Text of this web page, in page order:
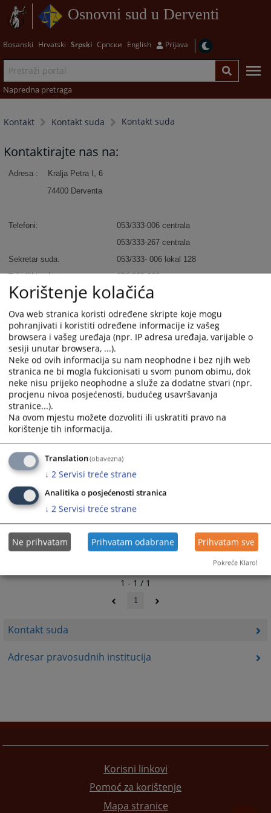
Osnovni sud u Derventi
Bosanski Hrvatski Srpski Српски English Prijava
Napredna pretraga
Kontakt Kontakt suda Kontakt suda
Kontakt suda
Adresar pravosudnih institucija
Kontaktirajte nas na:
Adresa : Kralja Petra I, 6
74400 Derventa
Telefoni:
053/333-006 centrala
053/333-267 centrala
Sekretar suda:
053/333- 006 lokal 128
Tehnički sekretar:
053/333-268
Fax:
053/333-269
e-mail:
ossud-derventa@pravosudje.ba
ili za sve zaposlene
u Osnovnom
sudu u Derventi (sudovima
u BiH):
ime.prezime@pravosudje.ba
npr.
marko.maric@pravosudje.ba
8204 PREGLEDA
1 - 1 / 1
1
Korisni linkovi
Pomoć za korištenje
Mapa stranice
Korištenje kolačića
Ova web stranica koristi određene skripte koje mogu
pohranjivati i koristiti određene informacije iz vašeg
browsera i vašeg uređaja (npr. IP adresa uređaja, varijable o
sesiji unutar browsera, ...).
Neke od ovih informacija su nam neophodne i bez njih web
stranica ne bi mogla fukcionisati u svom punom obimu, dok
neke nisu prijeko neophodne a služe za dodatne stvari (npr.
procjenu nivoa posjećenosti, budućeg usavršavanja
stranice...).
Na ovom mjestu možete dozvoliti ili uskratiti pravo na
korištenje tih informacija.
Translation(obavezna)
↓ 2 Servisi treće strane
Analitika o posjećenosti stranica
↓ 2 Servisi treće strane
Ne prihvatam Prihvatam odabrane Prihvatam sve
Pokreće Klaro!